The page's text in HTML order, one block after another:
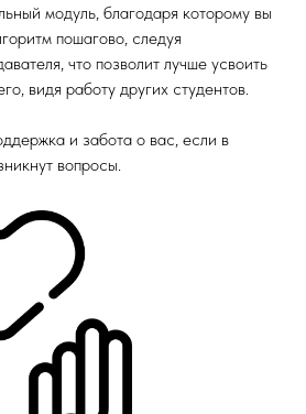
модуль, благодаря которому вы
пошагово, следуя
что позволит лучше усвоить
видя работу других студентов.
и забота о вас, если в
вопросы.